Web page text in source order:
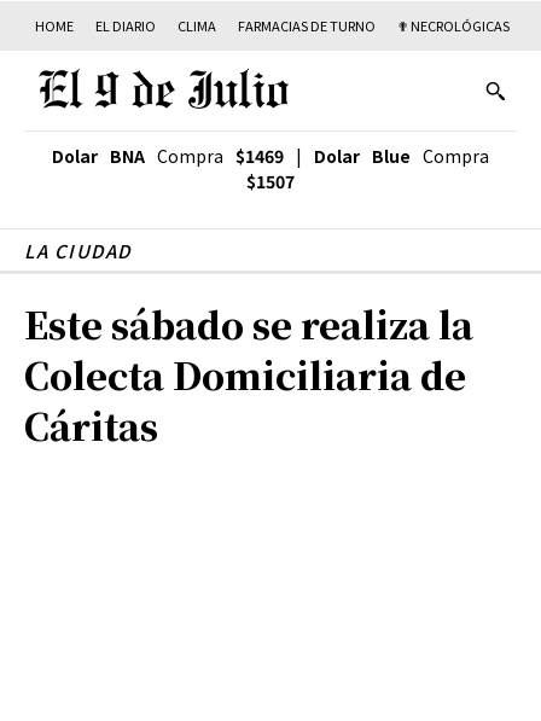
HOME EL DIARIO CLIMA FARMACIAS DE TURNO ✟ NECROLÓGICAS
Dolar BNA Compra $1469 | Dolar Blue Compra
$1507
LA CIUDAD
Este sábado se realiza la
Colecta Domiciliaria de
Cáritas